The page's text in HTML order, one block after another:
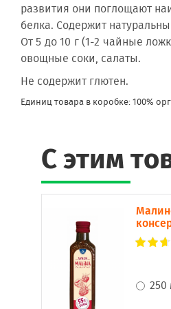
Свернуть
развития они поглощают
белка. Содержит
От 5 до 10 г (1-2 чайные
овощные соки, салаты.
Не содержит глютен.
Единиц товара в коробке: 100%
C этим